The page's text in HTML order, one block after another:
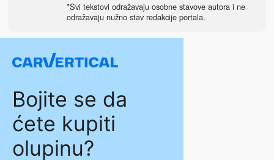
*Svi tekstovi odražavaju osobne stavove autora i ne
odražavaju nužno stav redakcije portala.